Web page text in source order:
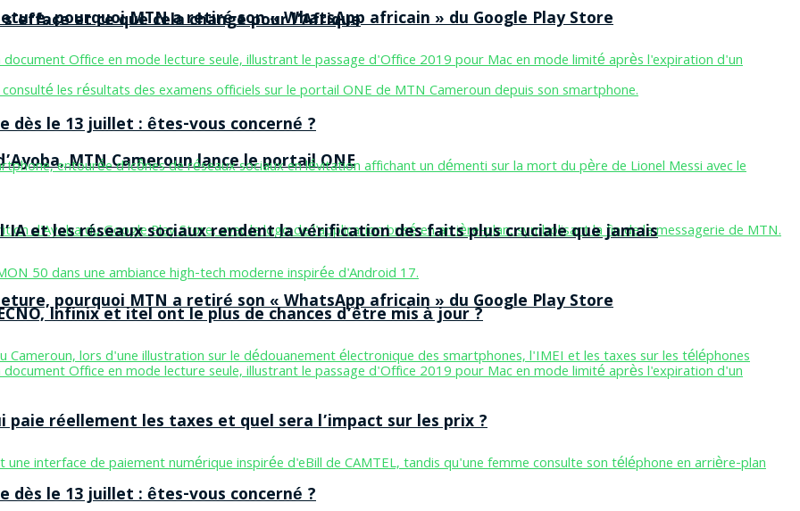
et ce que cela change pour l’Afrique
MTN Cameroun lance le portail ONE
pourquoi MTN a retiré son « WhatsApp africain » du Google Play Store
dès le 13 juillet : êtes-vous concerné ?
pourquoi MTN a retiré son « WhatsApp africain » du Google Play Store
dès le 13 juillet : êtes-vous concerné ?
et les réseaux sociaux rendent la vérification des faits plus cruciale que jamais
Infinix et itel ont le plus de chances d’être mis à jour ?
paie réellement les taxes et quel sera l’impact sur les prix ?